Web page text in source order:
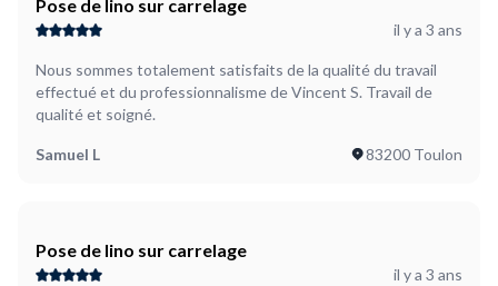
Pose de lino sur carrelage
il y a 3 ans
Nous sommes totalement satisfaits de la qualité du travail
effectué et du professionnalisme de Vincent S. Travail de
qualité et soigné.
Samuel L 83200 Toulon
Pose de lino sur carrelage
il y a 3 ans